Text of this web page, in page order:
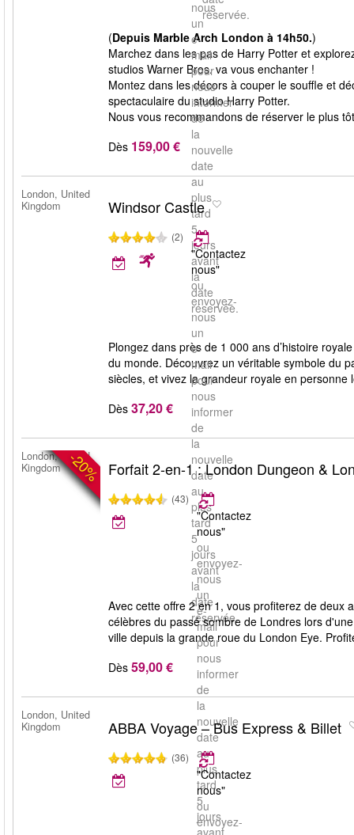
réservée.
nous
un
e-
mail
pour
nous
informer
de
la
nouvelle
date
au
plus
tard
5
jours
avant
la
date
réservée.
(Depuis Marble Arch London à 14h50.)
Marchez dans les pas de Harry Potter et
studios Warner Bros. va vous enchanter !
Montez dans les décors à couper le souffle et
spectaculaire du studio Harry Potter.
Nous vous recommandons de réserver le plus
Dès 159,00 €
London, United
Kingdom
Windsor Castle
(2)
"Contactez
nous"
ou
envoyez-
nous
un
e-
mail
pour
nous
informer
de
la
nouvelle
date
au
plus
tard
5
jours
avant
la
date
réservée.
Plongez dans près de 1 000 ans d’histoire
du monde. Découvrez un véritable symbole du
siècles, et vivez la grandeur royale en
Dès 37,20 €
-20%
London, United
Kingdom
Forfait 2-en-1 : London Dungeon &
(43)
"Contactez
nous"
ou
envoyez-
nous
un
e-
mail
pour
nous
informer
de
la
nouvelle
date
au
plus
tard
5
jours
Avec cette offre 2 en 1, vous profiterez de deux
célèbres du passé sombre de Londres lors
ville depuis la grande roue du London Eye.
Dès 59,00 €
London, United
Kingdom
ABBA Voyage – Bus Express & Billet
(36)
"Contactez
nous"
ou
envoyez-